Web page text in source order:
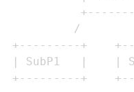
+---------+